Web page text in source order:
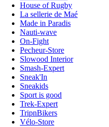
House of Rugby
La sellerie de Maé
Made in Paradis
Nauti-wave
On-Fight
Pecheur-Store
Slowood Interior
Smash-Expert
Sneak'In
Sneakids
Sport is good
Trek-Expert
TripnBikers
Vélo-Store